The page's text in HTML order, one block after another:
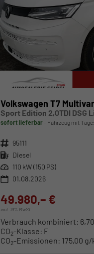
Volkswagen T7
Sport Edition 2,0TDI DSG
sofort lieferbar Fahrzeug mit
Fahrzeugnr. 95111
Kraftstoff Diesel
Leistung 110 kW (150 PS)
01.08.2026
49.980,– €
incl. 19% MwSt.
Verbrauch kombiniert:
CO2-Klasse: F
CO2-Emissionen: 175,00 g/